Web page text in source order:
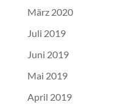
März 2020
Juli 2019
Juni 2019
Mai 2019
April 2019